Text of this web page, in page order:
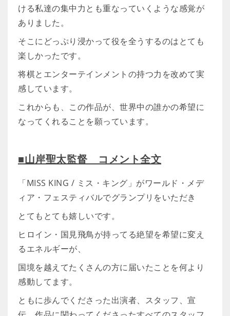
ける私達の集中力とも重なっていくような感覚が
ありました。
そこにどっぷり浸かって役を全うするのはとても
楽しかったです。
将棋とエンターテインメントの持つ力を改めて実
感しています。
これからも、この作品が、世界中の誰かの希望に
なってくれることを願っています。
■山岸聖太監督 コメント全文
「MISS KING / ミス・キング」がワールド・メデ
ィア・フェスティバルでグランプリをいただき
とてもとても嬉しいです。
ヒロイン・国見飛鳥が持ってる絶望を希望に変え
るエネルギーが、
国境を越えてたくさんの方に届いたことを何より
感動してます。
ともに歩んでくださった出演者、スタッフ、宣